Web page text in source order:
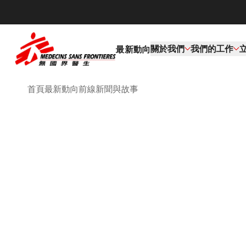
最新動向關於我們 我們的工作​
首頁最新動向前線新聞與故事